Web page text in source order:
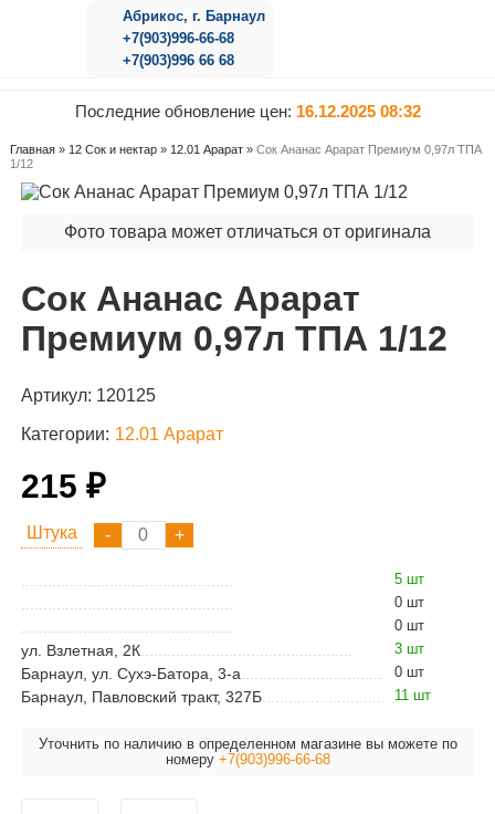
Абрикос, г. Барнаул
+7(903)996-66-68
+7(903)996 66 68
Последние обновление цен: 16.12.2025 08:32
Главная» 12 Сок и нектар» 12.01 Арарат» Сок Ананас Арарат Премиум 0,97л ТПА
1/12
Фото товара может отличаться от оригинала
Сок Ананас Арарат
Премиум 0,97л ТПА 1/12
Артикул: 120125
Категории: 12.01 Арарат
215 ₽
Штука
5 шт
0 шт
0 шт
ул. Взлетная, 2К 3 шт
Барнаул, ул. Сухэ-Батора, 3-а 0 шт
Барнаул, Павловский тракт, 327Б 11 шт
Уточнить по наличию в определенном магазине вы можете по
номеру +7(903)996-66-68